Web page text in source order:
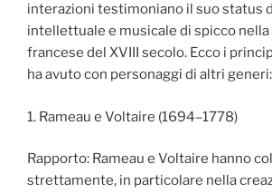
interazioni testimoniano il suo status
intellettuale e musicale di spicco
francese del XVIII secolo. Ecco i
ha avuto con personaggi di altri generi:
1. Rameau e Voltaire (1694–1778)
Rapporto: Rameau e Voltaire hanno
strettamente, in particolare nella